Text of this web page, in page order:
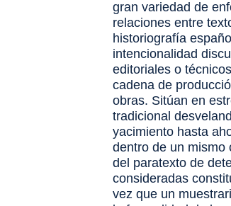
gran variedad de
relaciones entre
historiografía
intencionalidad
editoriales o
cadena de
obras. Sitúan en
tradicional
yacimiento hasta
dentro de un mismo
del paratexto de
consideradas
vez que un